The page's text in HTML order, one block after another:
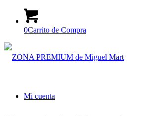
0Carrito de Compra
Mi cuenta